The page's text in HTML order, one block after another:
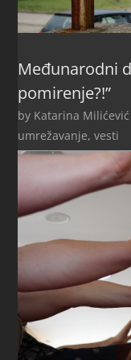
Međunarodni
pomirenje?!”
by Katarina Milićević
umrežavanje,vesti